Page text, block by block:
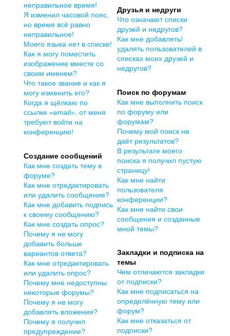
неправильное время!
Я изменил часовой пояс,
но время всё равно
неправильное!
Моего языка нет в списке!
Как я могу поместить
изображение вместе со
своим именем?
Что такое звание и как я
могу изменить его?
Когда я щёлкаю по
ссылке «email», от меня
требуют войти на
конференцию!
Создание сообщений
Как мне создать тему в
форуме?
Как мне отредактировать
или удалить сообщение?
Как мне добавить подпись
к своему сообщению?
Как мне создать опрос?
Почему я не могу
добавить больше
вариантов ответа?
Как мне отредактировать
или удалить опрос?
Почему мне недоступны
некоторые форумы?
Почему я не могу
добавлять вложения?
Почему я получил
предупреждение?
Друзья и недруги
Что означают списки
друзей и недругов?
Как мне добавлять/
удалять пользователей в
списках моих друзей и
недругов?
Поиск по форумам
Как мне выполнить поиск
по форуму или
форумам?
Почему мой поиск не
даёт результатов?
В результате моего
поиска я получил пустую
страницу!
Как мне найти
пользователя
конференции?
Как мне найти свои
сообщения и созданные
мной темы?
Закладки и подписка на
темы
Чем отличаются закладки
от подписки?
Как мне подписаться на
определённую тему или
форум?
Как мне отказаться от
подписки?